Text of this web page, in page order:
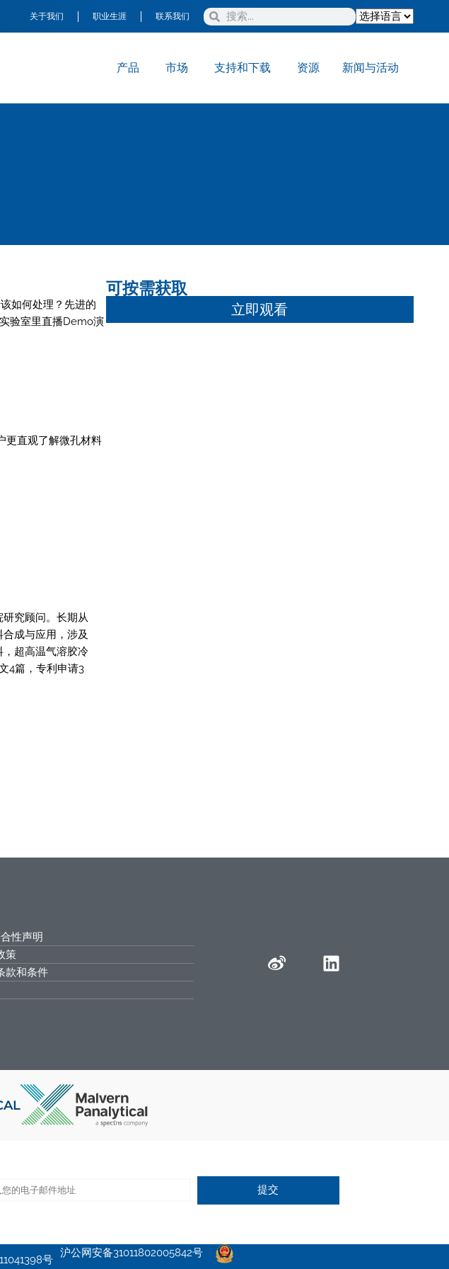
关于我们 职业生涯 联系我们
产品 市场 支持和下载 资源 新闻与活动
如何处理？先进的
验室里直播Demo演
更直观了解微孔材料
究顾问。长期从
成与应用，涉及
超高温气溶胶冷
4篇，专利申请3
可按需获取
立即观看
性声明
策
款和条件
提交
号
沪公网安备31011802005842号